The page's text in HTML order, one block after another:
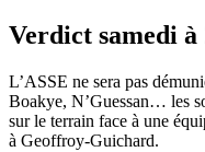
Verdict samedi à
L’ASSE ne sera pas
Boakye, N’Guessan… les
sur le terrain face à une
à Geoffroy-Guichard.